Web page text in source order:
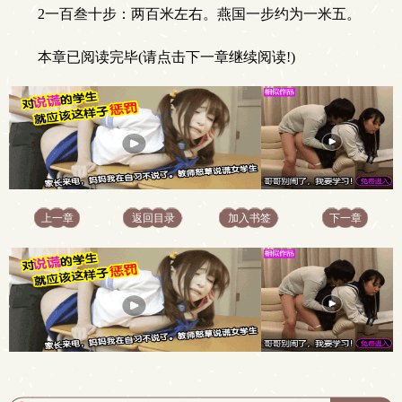
2一百叁十步：两百米左右。燕国一步约为一米五。
本章已阅读完毕(请点击下一章继续阅读!)
上一章 返回目录 加入书签 下一章